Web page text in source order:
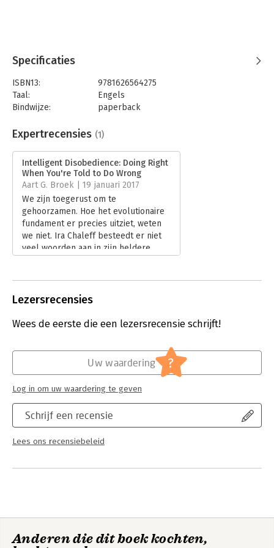
Specificaties
ISBN13:
9781626564275
Taal:
Engels
Bindwijze:
paperback
Uitgever:
Berrett-Koehler
Hoofdrubriek: Psychologie
Expertrecensies (1)
Intelligent Disobedience: Doing Right
When You're Told to Do Wrong
Aart G. Broek | 19 januari 2017
We zijn toegerust om te
gehoorzamen. Hoe het evolutionaire
fundament er precies uitziet, weten
we niet. Ira Chaleff besteedt er niet
veel woorden aan in zijn heldere
Lezersrecensies
Wees de eerste die een lezersrecensie schrijft!
Schrijf een recensie
Lees ons recensiebeleid
Uw waardering ?
Log in om uw waardering te geven
Anderen die dit boek kochten,